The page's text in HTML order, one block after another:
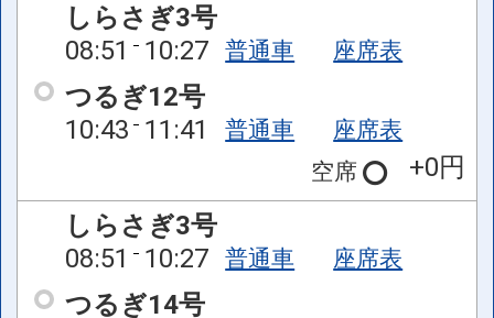
しらさぎ3号
08:51
10:27 普通車 座席表
つるぎ12号
10:43 11:41 普通車
座席表
空席
+0円
しらさぎ3号
08:51
10:27 普通車 座席表
つるぎ14号